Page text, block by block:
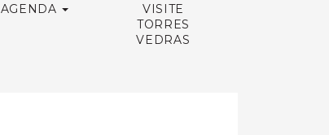
AGENDA
VISITE
TORRES
VEDRAS